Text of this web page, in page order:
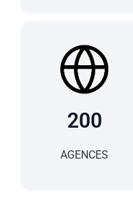
200
AGENCES